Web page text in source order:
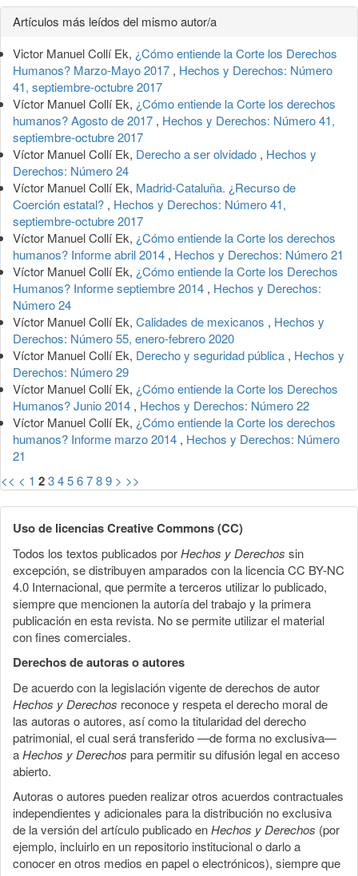
Detalles
del
artículo
Artículos más leídos del mismo autor/a
Victor Manuel Collí Ek, ¿Cómo entiende la Corte los Derechos
Humanos? Marzo-Mayo 2017 , Hechos y Derechos: Número
41, septiembre-octubre 2017
Víctor Manuel Collí Ek, ¿Cómo entiende la Corte los derechos
humanos? Agosto de 2017 , Hechos y Derechos: Número 41,
septiembre-octubre 2017
Víctor Manuel Collí Ek, Derecho a ser olvidado , Hechos y
Derechos: Número 24
Víctor Manuel Collí Ek, Madrid-Cataluña. ¿Recurso de
Coerción estatal? , Hechos y Derechos: Número 41,
septiembre-octubre 2017
Víctor Manuel Collí Ek, ¿Cómo entiende la Corte los derechos
humanos? Informe abril 2014 , Hechos y Derechos: Número 21
Víctor Manuel Collí Ek, ¿Cómo entiende la Corte los Derechos
Humanos? Informe septiembre 2014 , Hechos y Derechos:
Número 24
Víctor Manuel Collí Ek, Calidades de mexicanos , Hechos y
Derechos: Número 55, enero-febrero 2020
Víctor Manuel Collí Ek, Derecho y seguridad pública , Hechos y
Derechos: Número 29
Víctor Manuel Collí Ek, ¿Cómo entiende la Corte los Derechos
Humanos? Junio 2014 , Hechos y Derechos: Número 22
Víctor Manuel Collí Ek, ¿Cómo entiende la Corte los derechos
humanos? Informe marzo 2014 , Hechos y Derechos: Número
21
<< < 1 23456789 > >>
Uso de licencias Creative Commons (CC)
Todos los textos publicados porHechos y Derechos sin
excepción, se distribuyen amparados con la licencia CC BY-NC
4.0 Internacional, que permite a terceros utilizar lo publicado,
siempre que mencionen la autoría del trabajo y la primera
publicación en esta revista. No se permite utilizar el material
con fines comerciales.
Derechos de autoras o autores
De acuerdo con la legislación vigente de derechos de autor
Hechos y Derechos reconoce y respeta el derecho moral de
las autoras o autores, así como la titularidad del derecho
patrimonial, el cual será transferido —de forma no exclusiva—
aHechos y Derechos para permitir su difusión legal en acceso
abierto.
Autoras o autores pueden realizar otros acuerdos contractuales
independientes y adicionales para la distribución no exclusiva
de la versión del artículo publicado enHechos y Derechos (por
ejemplo, incluirlo en un repositorio institucional o darlo a
conocer en otros medios en papel o electrónicos), siempre que